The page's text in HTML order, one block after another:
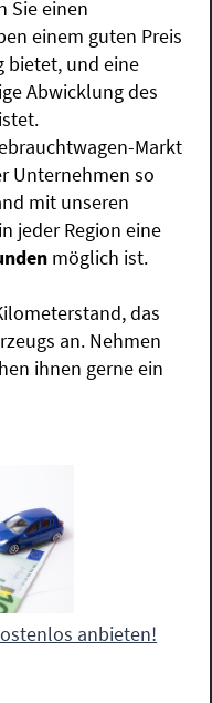
Sie einen
einem guten Preis
bietet, und eine
Abwicklung des
Markt
Unternehmen so
mit unseren
jeder Region eine
möglich ist.
das
an. Nehmen
ihnen gerne ein
anbieten!